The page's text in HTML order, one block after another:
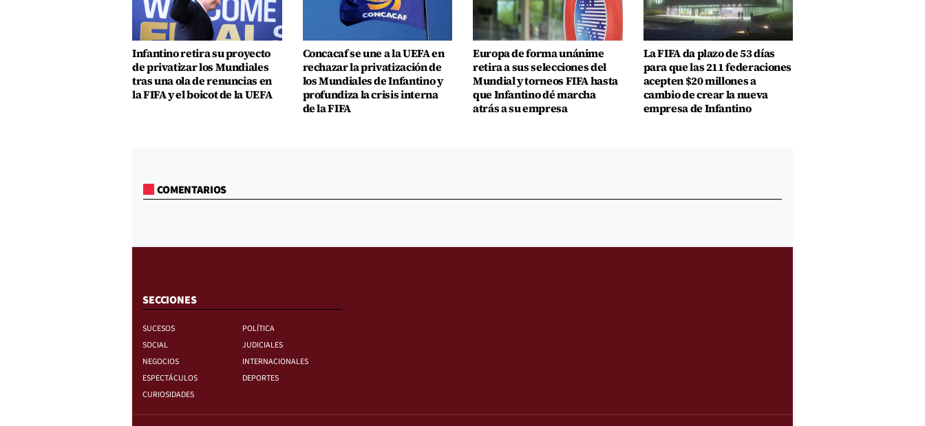
Infantino retira su proyecto
de privatizar los Mundiales
tras una ola de renuncias en
la FIFA y el boicot de la UEFA
Concacaf se une a la UEFA en
rechazar la privatización de
los Mundiales de Infantino y
profundiza la crisis interna
de la FIFA
Europa de forma unánime
retira a sus selecciones del
Mundial y torneos FIFA hasta
que Infantino dé marcha
atrás a su empresa
La FIFA da plazo de 53 días
para que las 211 federaciones
acepten $20 millones a
cambio de crear la nueva
empresa de Infantino
COMENTARIOS
SECCIONES
SUCESOS
POLÍTICA
SOCIAL
JUDICIALES
NEGOCIOS
INTERNACIONALES
ESPECTÁCULOS
DEPORTES
CURIOSIDADES